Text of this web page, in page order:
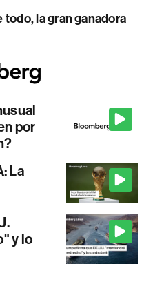
la gran ganadora
por
La
y lo